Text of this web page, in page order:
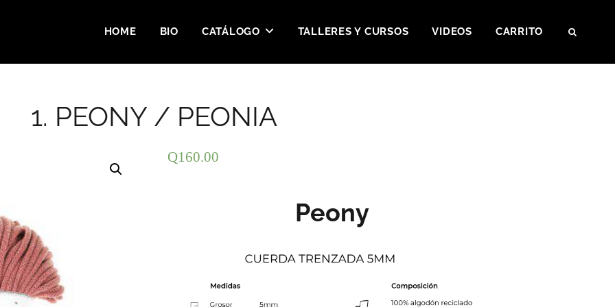
HOME BIO CATÁLOGO TALLERES Y CURSOS VIDEOS CARRITO
1. PEONY / PEONIA
Q160.00
Peony